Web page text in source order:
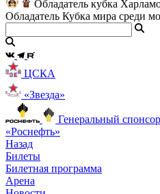
Обладатель кубка
Обладатель Кубка мира среди
ЦСКА
«Звезда»
Генеральный спонсор
«Роснефть»
Назад
Билеты
Билетная программа
Арена